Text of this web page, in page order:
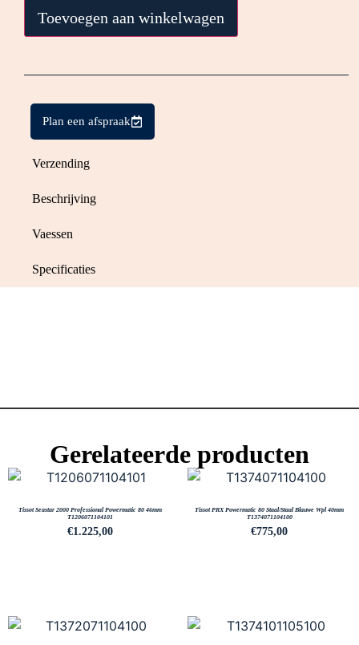
Toevoegen aan winkelwagen
Plan een afspraak
Verzending
Beschrijving
Vaessen
Specificaties
Gerelateerde producten
Tissot Seastar 2000 Professional Powermatic 80 46mm
T1206071104101
€1.225,00
Tissot PRX Powermatic 80 Staal/Staal Blauwe Wpl 40mm
T1374071104100
€775,00